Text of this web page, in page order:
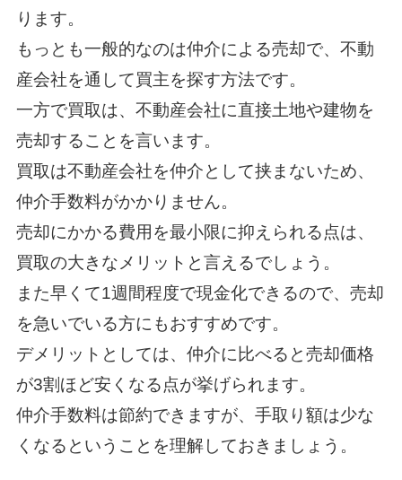
ります。
もっとも一般的なのは仲介による売却で、不動
産会社を通して買主を探す方法です。
一方で買取は、不動産会社に直接土地や建物を
売却することを言います。
買取は不動産会社を仲介として挟まないため、
仲介手数料がかかりません。
売却にかかる費用を最小限に抑えられる点は、
買取の大きなメリットと言えるでしょう。
また早くて1週間程度で現金化できるので、売却
を急いでいる方にもおすすめです。
デメリットとしては、仲介に比べると売却価格
が3割ほど安くなる点が挙げられます。
仲介手数料は節約できますが、手取り額は少な
くなるということを理解しておきましょう。